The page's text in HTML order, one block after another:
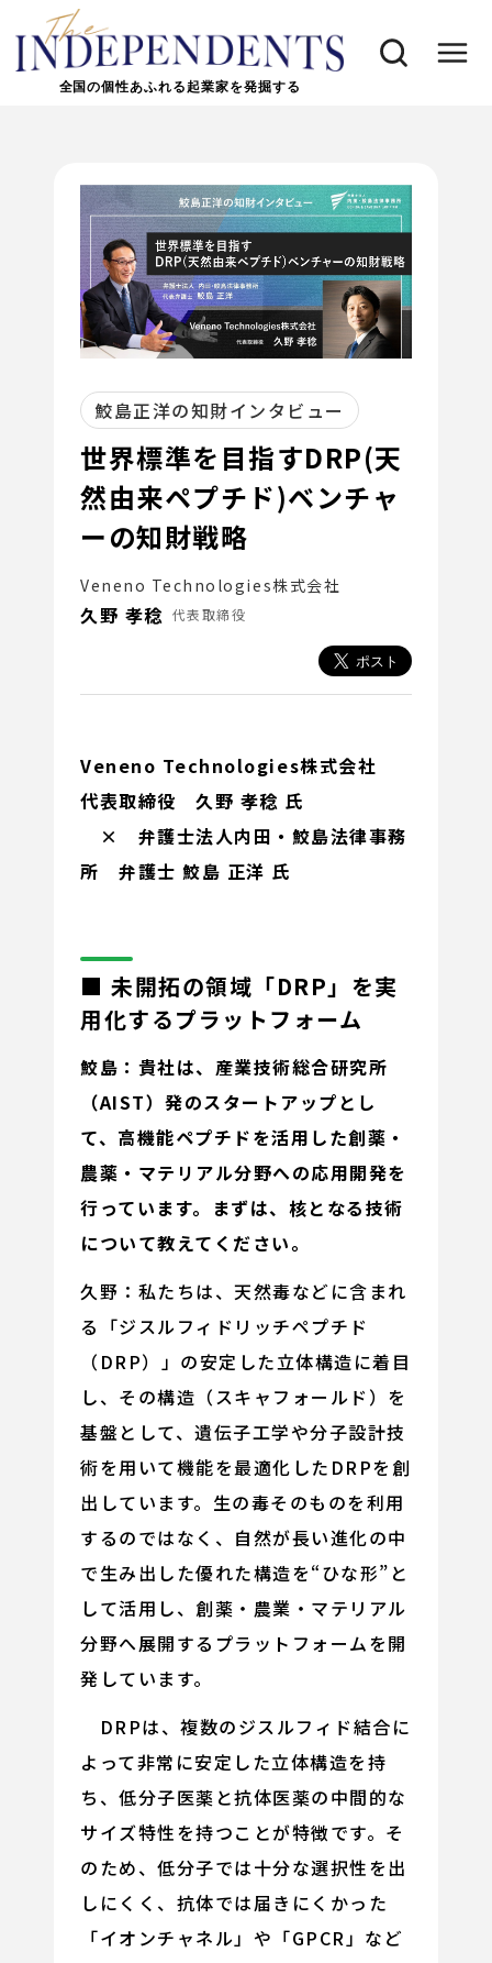
全国の個性あふれる起業家を発掘する
鮫島正洋の知財インタビュー
世界標準を目指すDRP(天
然由来ペプチド)ベンチャ
ーの知財戦略
Veneno Technologies株式会社
久野 孝稔 代表取締役
Veneno Technologies株式会社
代表取締役 久野 孝稔 氏
× 弁護士法人内田・鮫島法律事務
所 弁護士 鮫島 正洋 氏
■ 未開拓の領域「DRP」を実
用化するプラットフォーム
鮫島：貴社は、産業技術総合研究所
（AIST）発のスタートアップとし
て、高機能ペプチドを活用した創薬・
農薬・マテリアル分野への応用開発を
行っています。まずは、核となる技術
について教えてください。
久野：私たちは、天然毒などに含まれ
る「ジスルフィドリッチペプチド
（DRP）」の安定した立体構造に着目
し、その構造（スキャフォールド）を
基盤として、遺伝子工学や分子設計技
術を用いて機能を最適化したDRPを創
出しています。生の毒そのものを利用
するのではなく、自然が長い進化の中
で生み出した優れた構造を“ひな形”と
して活用し、創薬・農業・マテリアル
分野へ展開するプラットフォームを開
発しています。
DRPは、複数のジスルフィド結合に
よって非常に安定した立体構造を持
ち、低分子医薬と抗体医薬の中間的な
サイズ特性を持つことが特徴です。そ
のため、低分子では十分な選択性を出
しにくく、抗体では届きにくかった
「イオンチャネル」や「GPCR」など